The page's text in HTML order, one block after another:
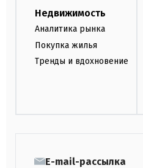
Недвижимость
Аналитика рынка
Покупка жилья
Тренды и вдохновение
E-mail-рассылка